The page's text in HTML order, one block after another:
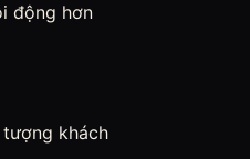
động hơn
khách